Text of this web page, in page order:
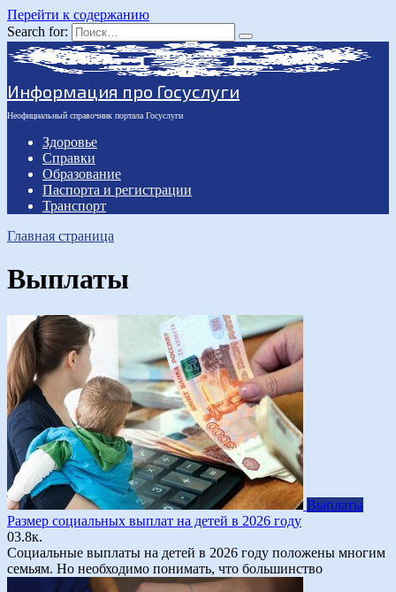
Перейти к содержанию
Search for:
Информация про Госуслуги
Неофициальный cправочник портала Госуслуги
Здоровье
Справки
Образование
Паспорта и регистрации
Транспорт
Главная страница
Выплаты
Выплаты
Размер социальных выплат на детей в 2026 году
03.8к.
Социальные выплаты на детей в 2026 году положены многим
семьям. Но необходимо понимать, что большинство